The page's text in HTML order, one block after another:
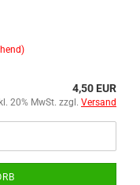
4,50 EUR
20% MwSt. zzgl. Versand